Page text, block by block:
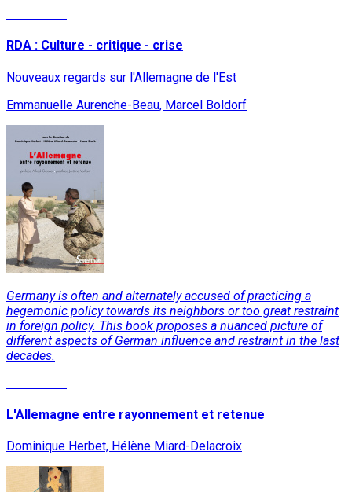
RDA : Culture - critique - crise
Nouveaux regards sur l'Allemagne de l'Est
Emmanuelle Aurenche-Beau, Marcel Boldorf
Germany is often and alternately accused of practicing a
hegemonic policy towards its neighbors or too great restraint
in foreign policy. This book proposes a nuanced picture of
different aspects of German influence and restraint in the last
decades.
L'Allemagne entre rayonnement et retenue
Dominique Herbet, Hélène Miard-Delacroix